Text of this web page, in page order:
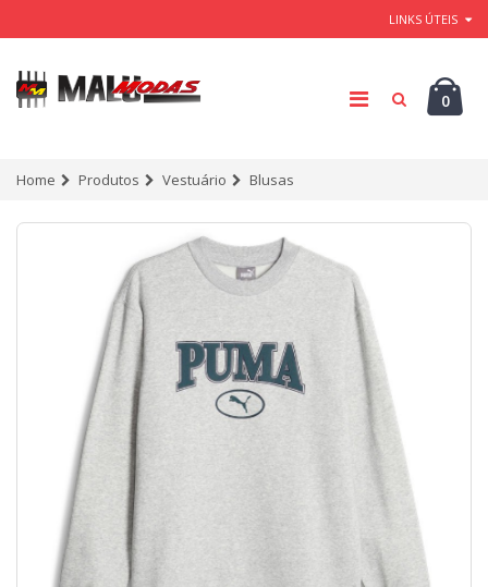
LINKS ÚTEIS
0
Home Produtos Vestuário Blusas